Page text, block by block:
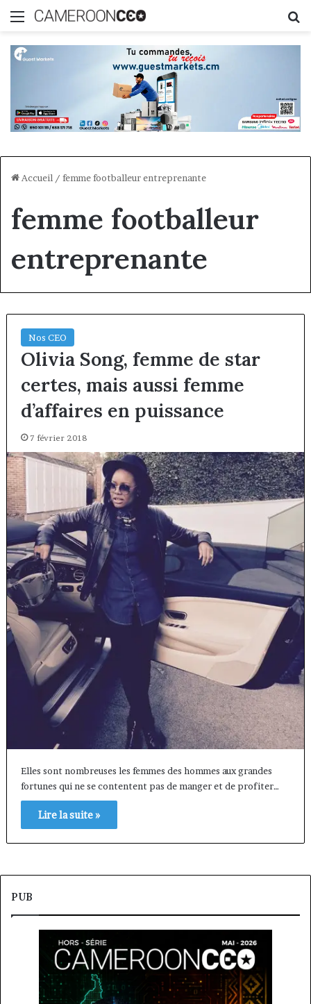
Menu
Accueil / femme footballeur entreprenante
femme footballeur
entreprenante
Nos CEO
Olivia Song, femme de star
certes, mais aussi femme
d’affaires en puissance
7 février 2018
Elles sont nombreuses les femmes des hommes aux grandes
fortunes qui ne se contentent pas de manger et de profiter…
Lire la suite »
PUB